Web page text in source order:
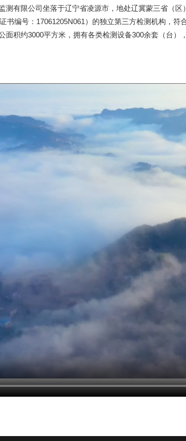
有限公司坐落于辽宁省凌源市，地处辽冀蒙三省（区
书编号：17061205N061）的独立第三方检测机构，
约3000平方米，拥有各类检测设备300余套（台）